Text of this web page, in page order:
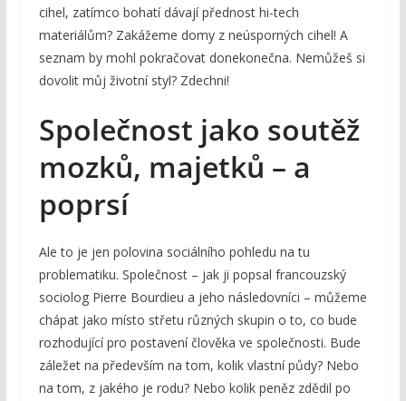
cihel, zatímco bohatí dávají přednost hi-tech
materiálům? Zakážeme domy z neúsporných cihel! A
seznam by mohl pokračovat donekonečna. Nemůžeš si
dovolit můj životní styl? Zdechni!
Společnost jako soutěž
mozků, majetků – a
poprsí
Ale to je jen polovina sociálního pohledu na tu
problematiku. Společnost – jak ji popsal francouzský
sociolog Pierre Bourdieu a jeho následovníci – můžeme
chápat jako místo střetu různých skupin o to, co bude
rozhodující pro postavení člověka ve společnosti. Bude
záležet na především na tom, kolik vlastní půdy? Nebo
na tom, z jakého je rodu? Nebo kolik peněz zdědil po